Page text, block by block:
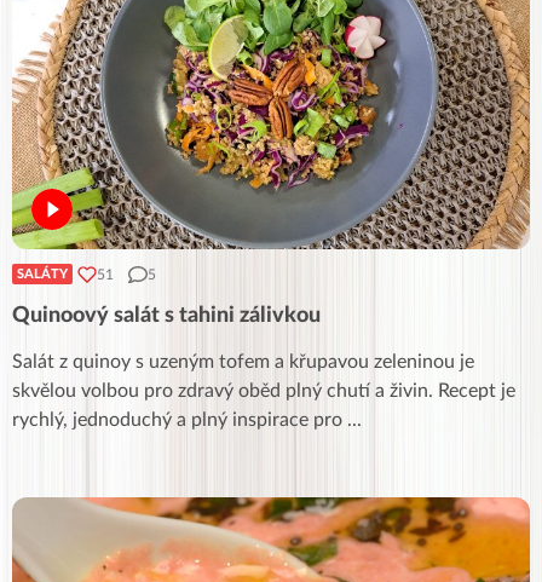
SALÁTY 51 5
Quinoový salát s tahini zálivkou
Salát z quinoy s uzeným tofem a křupavou zeleninou je
skvělou volbou pro zdravý oběd plný chutí a živin. Recept je
rychlý, jednoduchý a plný inspirace pro ...